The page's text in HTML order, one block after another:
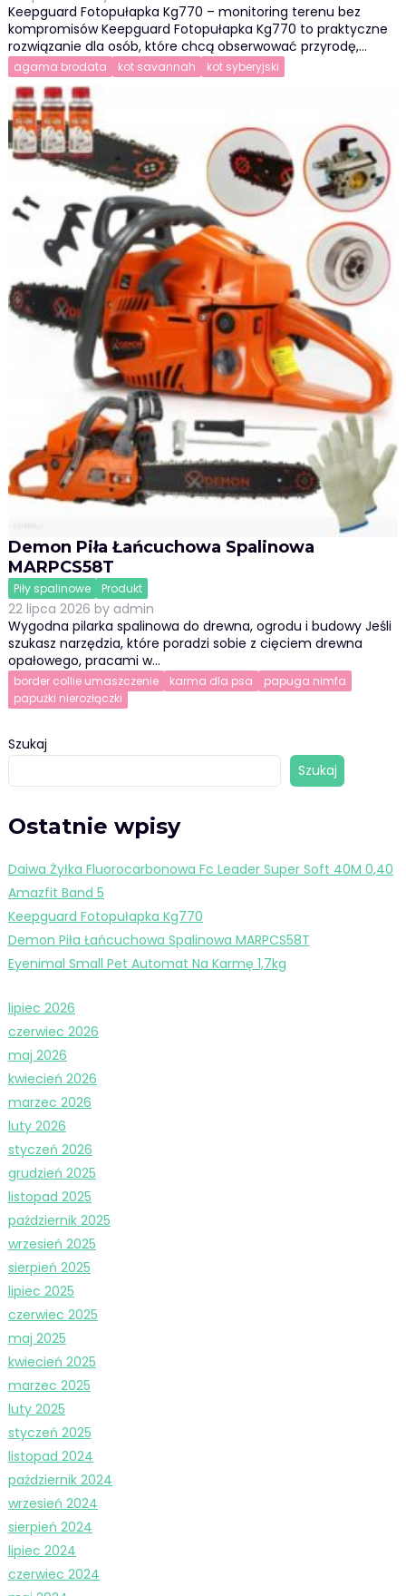
Keepguard Fotopułapka Kg770 – monitoring terenu bez
kompromisów Keepguard Fotopułapka Kg770 to praktyczne
rozwiązanie dla osób, które chcą obserwować przyrodę,…
agama brodata kot savannah kot syberyjski
Demon Piła Łańcuchowa Spalinowa
MARPCS58T
Piły spalinowe Produkt
22 lipca 2026 by admin
Wygodna pilarka spalinowa do drewna, ogrodu i budowy Jeśli
szukasz narzędzia, które poradzi sobie z cięciem drewna
opałowego, pracami w…
border collie umaszczenie karma dla psa
papuga nimfa
papużki nierozłączki
Szukaj
Szukaj
Ostatnie wpisy
Daiwa Żyłka Fluorocarbonowa Fc Leader Super Soft 40M 0,40
Amazfit Band 5
Keepguard Fotopułapka Kg770
Demon Piła Łańcuchowa Spalinowa MARPCS58T
Eyenimal Small Pet Automat Na Karmę 1,7kg
lipiec 2026
czerwiec 2026
maj 2026
kwiecień 2026
marzec 2026
luty 2026
styczeń 2026
grudzień 2025
listopad 2025
październik 2025
wrzesień 2025
sierpień 2025
lipiec 2025
czerwiec 2025
maj 2025
kwiecień 2025
marzec 2025
luty 2025
styczeń 2025
listopad 2024
październik 2024
wrzesień 2024
sierpień 2024
lipiec 2024
czerwiec 2024